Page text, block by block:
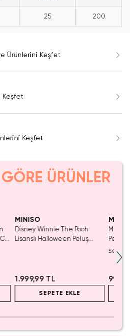
25 200
Ürünlerini Keşfet
Keşfet
Keşfet
ÜRÜNLER
MINISO
Disney Winnie The Pooh
Lisanslı Halloween Peluş
1.999,99 TL
SEPETE EKLE
Miniso
Peluş
5.0